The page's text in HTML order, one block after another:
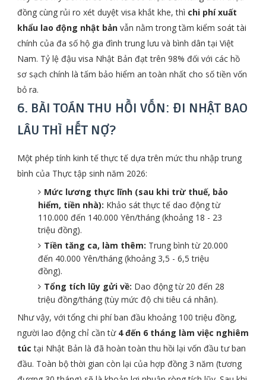
đồng cùng rủi ro xét duyệt visa khắt khe, thì chi phí xuất
khẩu lao động nhật bảnvẫn nằm trong tầm kiểm soát tài
chính của đa số hộ gia đình trung lưu và bình dân tại Việt
Nam. Tỷ lệ đậu visa Nhật Bản đạt trên 98% đối với các hồ
sơ sạch chính là tấm bảo hiểm an toàn nhất cho số tiền vốn
bỏ ra.
6. BÀI TOÁN THU HỒI VỐN: ĐI NHẬT BAO
LÂU THÌ HẾT NỢ?
Một phép tính kinh tế thực tế dựa trên mức thu nhập trung
bình của Thực tập sinh năm 2026:
Mức lương thực lĩnh (sau khi trừ thuế, bảo
hiểm, tiền nhà): Khảo sát thực tế dao động từ
110.000 đến 140.000 Yên/tháng (khoảng 18 - 23
triệu đồng).
Tiền tăng ca, làm thêm: Trung bình từ 20.000
đến 40.000 Yên/tháng (khoảng 3,5 - 6,5 triệu
đồng).
Tổng tích lũy gửi về: Dao động từ 20 đến 28
triệu đồng/tháng (tùy mức độ chi tiêu cá nhân).
Như vậy, với tổng chi phí ban đầu khoảng 100 triệu đồng,
người lao động chỉ cần từ 4 đến 6 tháng làm việc nghiêm
túc tại Nhật Bản là đã hoàn toàn thu hồi lại vốn đầu tư ban
đầu. Toàn bộ thời gian còn lại của hợp đồng 3 năm (tương